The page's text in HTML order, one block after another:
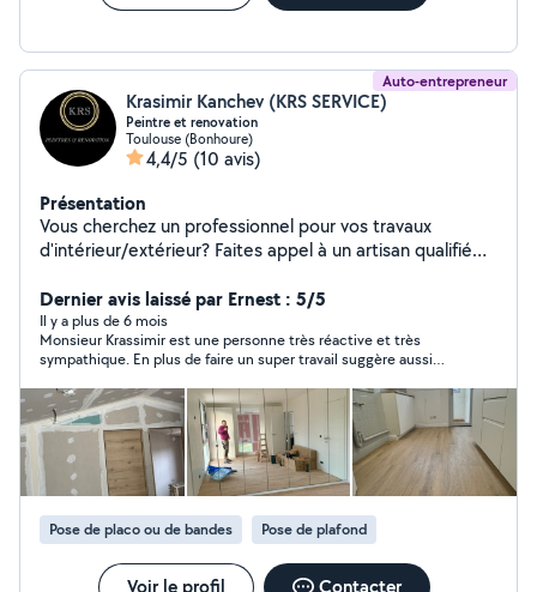
Auto-entrepreneur
Krasimir Kanchev (KRS SERVICE)
Peintre et renovation
Toulouse (Bonhoure)
4,4/5 (10 avis)
Présentation
Vous cherchez un professionnel pour vos travaux
d'intérieur/extérieur? Faites appel à un artisan qualifié
proposons des prestations de qualité à des prix
compétitifs, adaptés à vos besoins et votre budget.
Nos services : Ratissage d'enduit Rattrapage du plâtre
Bande à joint Peinture Tapisserie Revêtement de sol
souple Carrelage Faience Plaque de plâtre Rénovation
de parquet Nettoyage façade Et plus encore... Devis
gratuit et déplacement sans frais Tarifs compétitifs et
transparents Travail soigné et respect des délais Pour
tous vos projets, grands ou petits, contactez nous dès
maintenant pour un devis rapide et personnalisé ! Poster
une demande Pour toute demande merci de me
contacter par téléphone ou par sms si je suis occupé Je
serais répondre à toute vos demande » o6 61 62 95 16
Dernier avis laissé par Ernest : 5/5
Il y a plus de 6 mois
Monsieur Krassimir est une personne très réactive et très
sympathique. En plus de faire un super travail suggère aussi
Pose de placo ou de bandes Pose de plafond
Voir le profil Contacter